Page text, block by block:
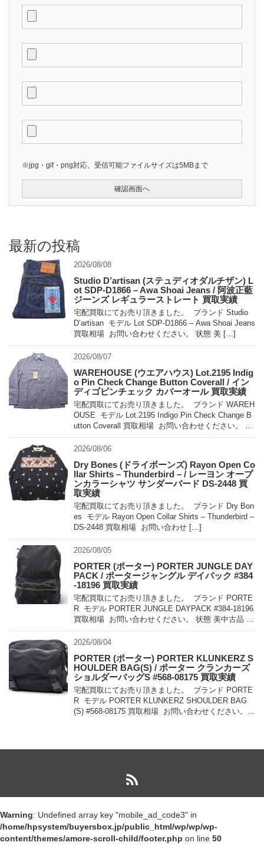
※jpg・gif・png対応、受信可能ファイルサイズは5MBまで
最新の投稿
2026/08/08
Studio D’artisan (ステュディオダルチザン) L
ot SDP-D1866 – Awa Shoai Jeans / 阿波正藍
ジーンズ レギュラーストレート 買取実績
宅配買取にてお売り頂きました。 ブランド Studio
D’artisan モデル Lot SDP-D1866 – Awa Shoai Jeans
買取相場 お問い合わせください。 状態 美 […]
2026/08/07
WAREHOUSE (ウエアハウス) Lot.2195 Indig
o Pin Check Change Button Coverall / イン
ディゴピンチェック カバーオール 買取実績
宅配買取にてお売り頂きました。 ブランド WAREH
OUSE モデル Lot.2195 Indigo Pin Check Change B
utton Coverall 買取相場 お問い合わせください。 状
態 未使用 […]
2026/08/06
Dry Bones (ドライボーンズ) Rayon Open Co
llar Shirts – Thunderbird – / レーヨン オープ
ンカラーシャツ サンダーバード DS-2448 買
取実績
宅配買取にてお売り頂きました。 ブランド Dry Bon
es モデル Rayon Open Collar Shirts – Thunderbird –
DS-2448 買取相場 お問い合わせ […]
2026/08/05
PORTER (ポーター) PORTER JUNGLE DAY
PACK / ポータージャングル デイパック #384
-18196 買取実績
宅配買取にてお売り頂きました。 ブランド PORTE
R モデル PORTER JUNGLE DAYPACK #384-18196
買取相場 お問い合わせください。 状態 美中古品 軽
量でコンパクトに持ち運べるパッカ […]
2026/08/04
PORTER (ポーター) PORTER KLUNKERZ S
HOULDER BAG(S) / ポーター クランカーズ
ショルダーバッグS #568-08175 買取実績
宅配買取にてお売り頂きました。 ブランド PORTE
R モデル PORTER KLUNKERZ SHOULDER BAG
(S) #568-08175 買取相場 お問い合わせください。
Warning: Undefined array key "mobile_ad_code3" in
/home/hpsystem/buyersbox.jp/public_html/wp/wp/wp-
content/themes/amore-scroll-child/footer.php on line 50